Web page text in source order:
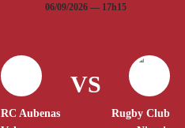
06/09/2026 — 17h15
VS
RC Aubenas
Rugby Club